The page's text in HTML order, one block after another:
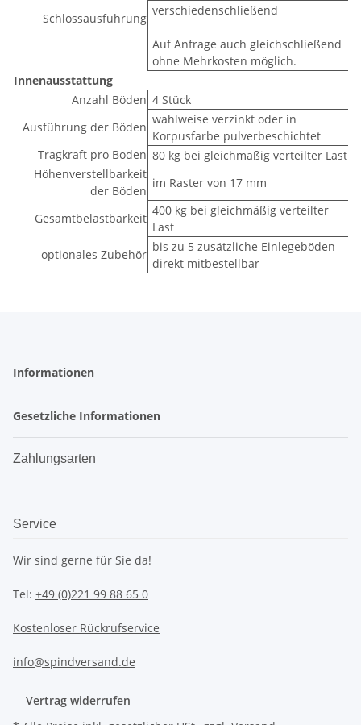
Schlossausführung
verschiedenschließend
Auf Anfrage auch gleichschließend
ohne Mehrkosten möglich.
Innenausstattung
Anzahl Böden 4 Stück
Ausführung der Böden
wahlweise verzinkt oder in
Korpusfarbe pulverbeschichtet
Tragkraft pro Boden 80 kg bei gleichmäßig verteilter Last
Höhenverstellbarkeit
der Böden
im Raster von 17 mm
Gesamtbelastbarkeit
400 kg bei gleichmäßig verteilter
Last
optionales Zubehör
bis zu 5 zusätzliche Einlegeböden
direkt mitbestellbar
Informationen
Gesetzliche Informationen
Zahlungsarten
Service
Wir sind gerne für Sie da!
Tel: +49 (0)221 99 88 65 0
Kostenloser Rückrufservice
info@spindversand.de
Vertrag widerrufen